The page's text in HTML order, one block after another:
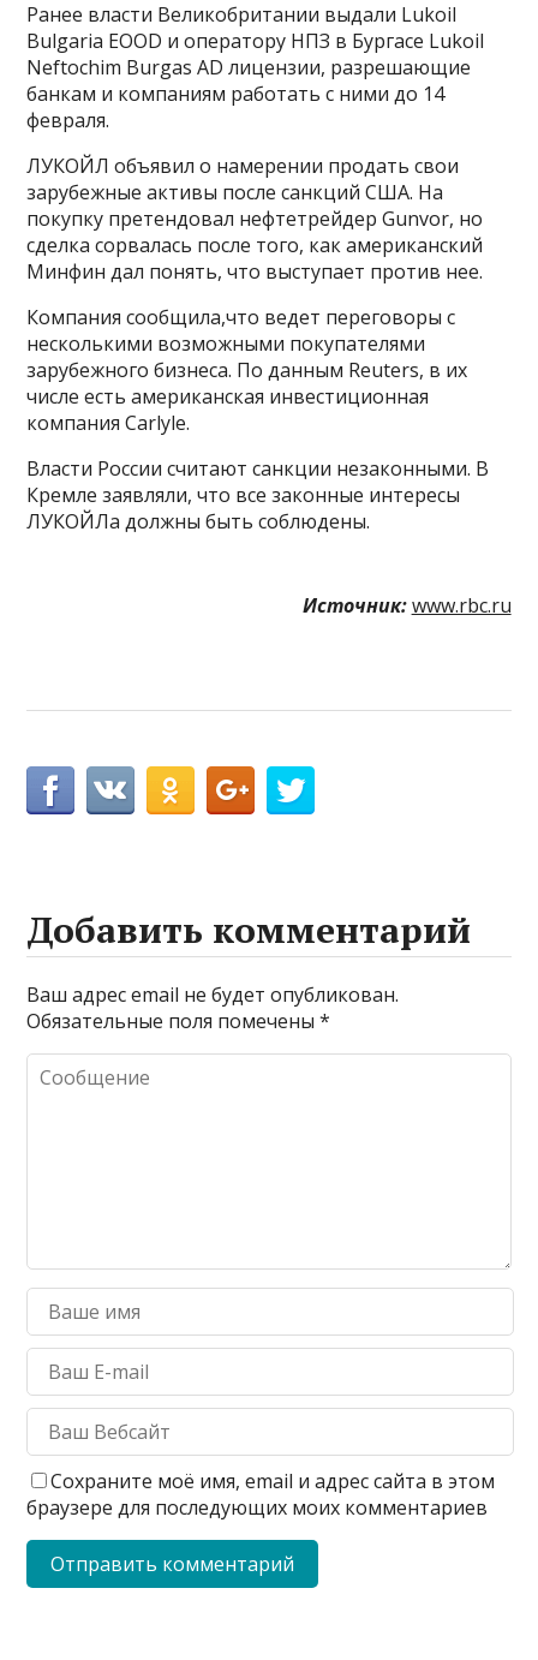
Ранее власти Великобритании выдали Lukoil
Bulgaria EOOD и оператору НПЗ в Бургасе Lukoil
Neftochim Burgas AD лицензии, разрешающие
банкам и компаниям работать с ними до 14
февраля.
ЛУКОЙЛ объявил о намерении продать свои
зарубежные активы после санкций США. На
покупку претендовал нефтетрейдер Gunvor, но
сделка сорвалась после того, как американский
Минфин дал понять, что выступает против нее.
Компания сообщила,что ведет переговоры с
несколькими возможными покупателями
зарубежного бизнеса. По данным Reuters, в их
числе есть американская инвестиционная
компания Carlyle.
Власти России считают санкции незаконными. В
Кремле заявляли, что все законные интересы
ЛУКОЙЛа должны быть соблюдены.
Источник: www.rbc.ru
Добавить комментарий
Ваш адрес email не будет опубликован.
Обязательные поля помечены*
Сохраните моё имя, email и адрес сайта в этом
браузере для последующих моих комментариев